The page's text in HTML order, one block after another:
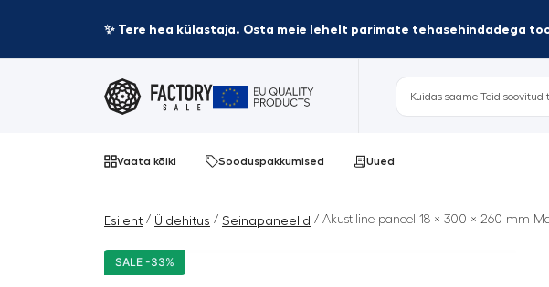
✨ Tere hea külastaja. Osta meie lehelt parimate tehasehindadega
Vaata kõiki Sooduspakkumised Uued
Esileht / Üldehitus / Seinapaneelid / Akustiline paneel 18 × 300 × 260 mm
SALE -33%